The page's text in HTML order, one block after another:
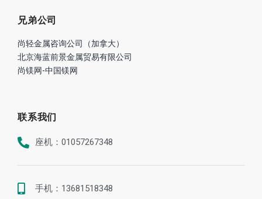
兄弟公司
尚轻金属咨询公司（加拿大）
北京海蓝前景金属贸易有限公司
尚镁网-中国镁网
联系我们
座机：01057267348
手机：13681518348